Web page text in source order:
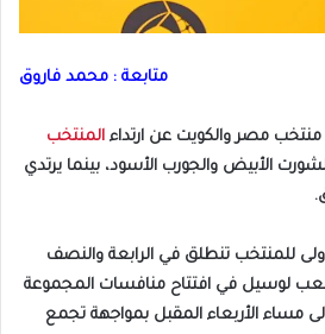
متابعة : محمد فاروق
منتخب مصر والكويت عن ارتداء المنتخب
الأبيض والجورب الأسود، بينما يرتدي
للمنتخب تنطلق في الرابعة والنصف
ملعب لوسيل في افتتاح منافسات المجموعة
مساء الأربعاء المقبل بمواجهة تجمع